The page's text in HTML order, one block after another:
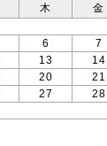
木 金
6 7
13 14
20 21
27 28